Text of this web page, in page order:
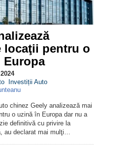
locaţii pentru o
Europa
Investiții Auto
chinez Geely analizează mai
o uzină în Europa dar nu a
definitivă cu privire la
au declarat mai mulţi…